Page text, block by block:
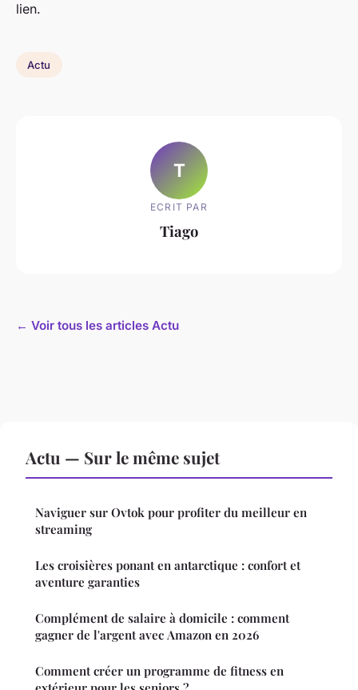
lien.
Actu
T
ECRIT PAR
Tiago
← Voir tous les articles Actu
Actu — Sur le même sujet
Naviguer sur Ovtok pour profiter du meilleur en
streaming
Les croisières ponant en antarctique : confort et
aventure garanties
Complément de salaire à domicile : comment
gagner de l'argent avec Amazon en 2026
Comment créer un programme de fitness en